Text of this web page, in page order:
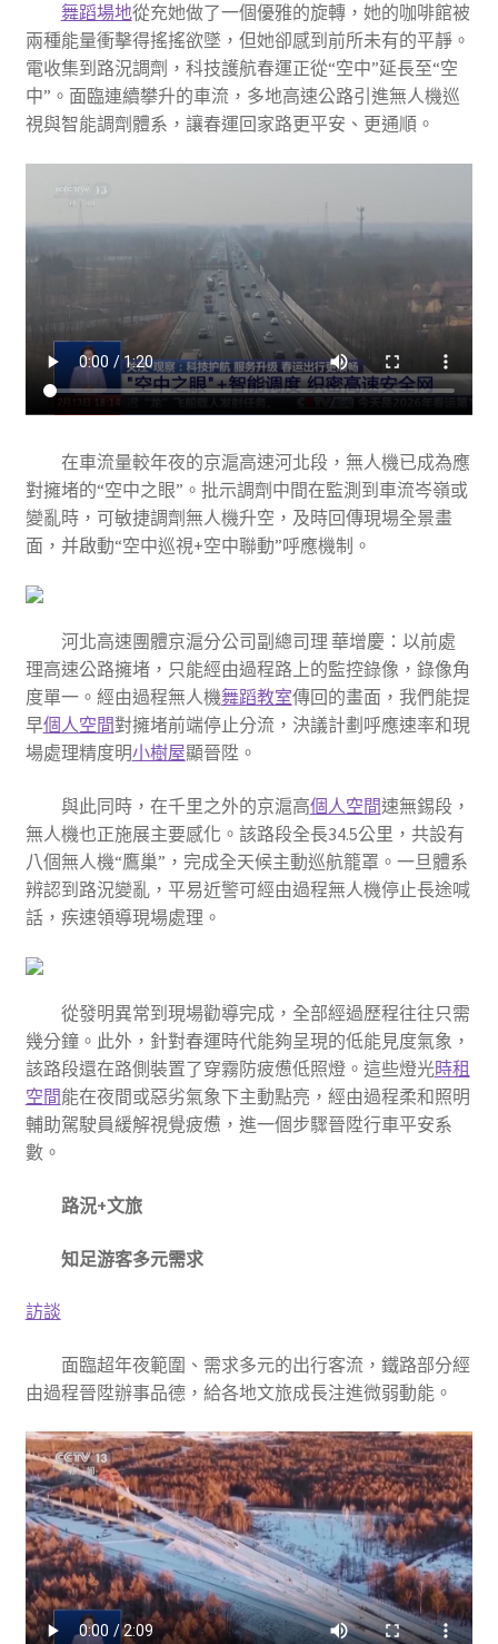
舞蹈場地從充她做了一個優雅的旋轉，她的咖啡館被
兩種能量衝擊得搖搖欲墜，但她卻感到前所未有的平靜。
電收集到路況調劑，科技護航春運正從“空中”延長至“空
中”。面臨連續攀升的車流，多地高速公路引進無人機巡
視與智能調劑體系，讓春運回家路更平安、更通順。
在車流量較年夜的京滬高速河北段，無人機已成為應
對擁堵的“空中之眼”。批示調劑中間在監測到車流岑嶺或
變亂時，可敏捷調劑無人機升空，及時回傳現場全景畫
面，并啟動“空中巡視+空中聯動”呼應機制。
河北高速團體京滬分公司副總司理 華增慶：以前處
理高速公路擁堵，只能經由過程路上的監控錄像，錄像角
度單一。經由過程無人機舞蹈教室傳回的畫面，我們能提
早個人空間對擁堵前端停止分流，決議計劃呼應速率和現
場處理精度明小樹屋顯晉陞。
與此同時，在千里之外的京滬高個人空間速無錫段，
無人機也正施展主要感化。該路段全長34.5公里，共設有
八個無人機“鷹巢”，完成全天候主動巡航籠罩。一旦體系
辨認到路況變亂，平易近警可經由過程無人機停止長途喊
話，疾速領導現場處理。
從發明異常到現場勸導完成，全部經過歷程往往只需
幾分鐘。此外，針對春運時代能夠呈現的低能見度氣象，
該路段還在路側裝置了穿霧防疲憊低照燈。這些燈光時租
空間能在夜間或惡劣氣象下主動點亮，經由過程柔和照明
輔助駕駛員緩解視覺疲憊，進一個步驟晉陞行車平安系
數。
路況+文旅
知足游客多元需求
訪談
面臨超年夜範圍、需求多元的出行客流，鐵路部分經
由過程晉陞辦事品德，給各地文旅成長注進微弱動能。